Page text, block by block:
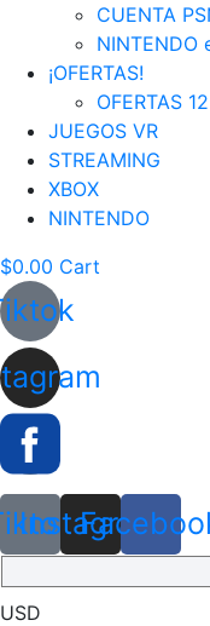
CUENTA
NINTENDO
¡OFERTAS!
OFERTAS
JUEGOS VR
STREAMING
XBOX
NINTENDO
$0.00 Cart
Instagram
USD